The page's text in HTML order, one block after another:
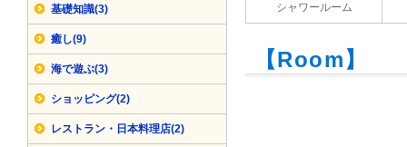
シャワールーム
【Room】
基礎知識(3)
癒し(9)
海で遊ぶ(3)
ショッピング(2)
レストラン・日本料理店(2)